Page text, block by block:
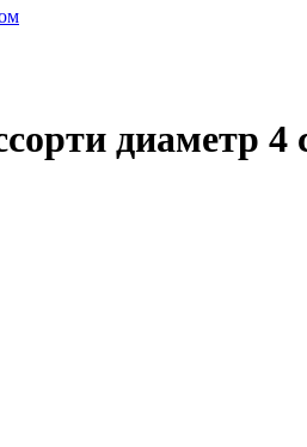
диаметр 4